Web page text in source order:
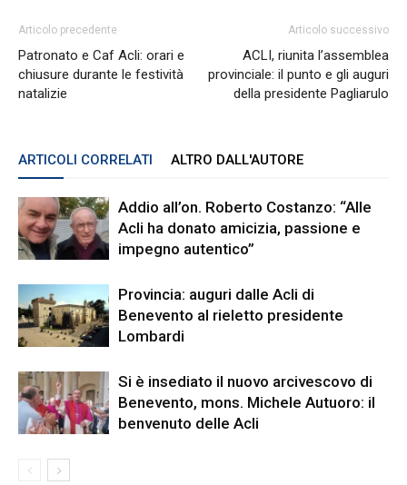
Articolo precedente
Patronato e Caf Acli: orari e
chiusure durante le festività
natalizie
Articolo successivo
ACLI, riunita l’assemblea
provinciale: il punto e gli auguri
della presidente Pagliarulo
ARTICOLI CORRELATI ALTRO DALL'AUTORE
Addio all’on. Roberto Costanzo: “Alle
Acli ha donato amicizia, passione e
impegno autentico”
Provincia: auguri dalle Acli di
Benevento al rieletto presidente
Lombardi
Si è insediato il nuovo arcivescovo di
Benevento, mons. Michele Autuoro: il
benvenuto delle Acli